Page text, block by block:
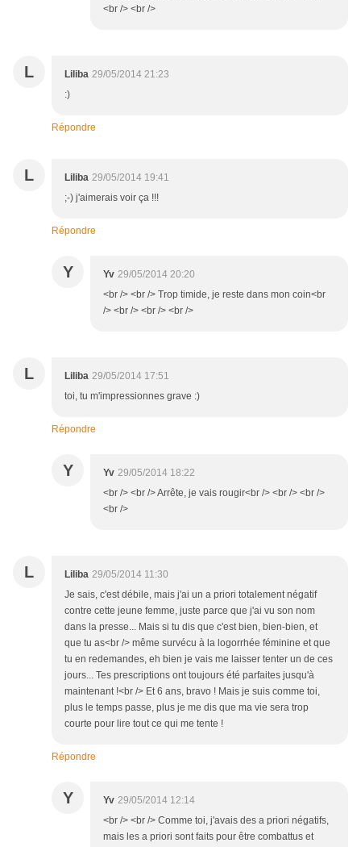
<br /> <br />
L Liliba 29/05/2014 21:23
:)
Répondre
L Liliba 29/05/2014 19:41
;-) j'aimerais voir ça !!!
Répondre
Y Yv 29/05/2014 20:20
<br /> <br /> Trop timide, je reste dans mon coin<br
/> <br /> <br /> <br />
L Liliba 29/05/2014 17:51
toi, tu m'impressionnes grave :)
Répondre
Y Yv 29/05/2014 18:22
<br /> <br /> Arrête, je vais rougir<br /> <br /> <br />
<br />
L Liliba 29/05/2014 11:30
Je sais, c'est débile, mais j'ai un a priori totalement négatif
contre cette jeune femme, juste parce que j'ai vu son nom
dans la presse... Mais si tu dis que c'est bien, bien-bien, et
que tu as<br /> même survécu à la logorrhée féminine et que
tu en redemandes, eh bien je vais me laisser tenter un de ces
jours... Tes prescriptions ont toujours été parfaites jusqu'à
maintenant !<br /> Et 6 ans, bravo ! Mais je suis comme toi,
plus le temps passe, plus je me dis que ma vie sera trop
courte pour lire tout ce qui me tente !
Répondre
Y Yv 29/05/2014 12:14
<br /> <br /> Comme toi, j'avais des a priori négatifs,
mais les a priori sont faits pour être combattus et